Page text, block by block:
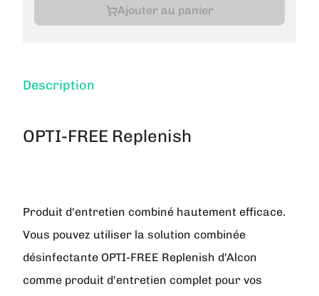
Ajouter au panier
Description
OPTI-FREE Replenish
Produit d'entretien combiné hautement efficace.
Vous pouvez utiliser la solution combinée
désinfectante OPTI-FREE Replenish d'Alcon
comme produit d'entretien complet pour vos